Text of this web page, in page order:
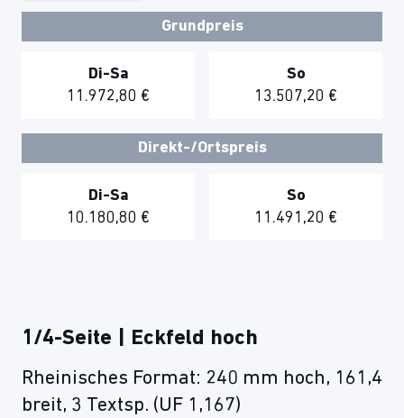
Grundpreis
Di-Sa
11.972,80 €
So
13.507,20 €
Direkt-/Ortspreis
Di-Sa
10.180,80 €
So
11.491,20 €
1/4-Seite | Eckfeld hoch
Rheinisches Format: 240 mm hoch, 161,4
breit, 3 Textsp. (UF 1,167)